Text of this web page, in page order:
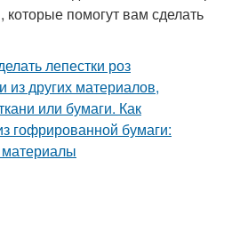
которые помогут вам сделать